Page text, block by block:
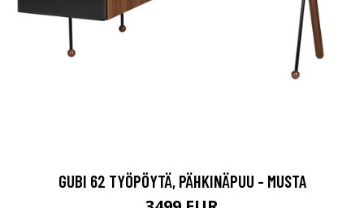
GUBI 62 TYÖPÖYTÄ, PÄHKINÄPUU - MUSTA